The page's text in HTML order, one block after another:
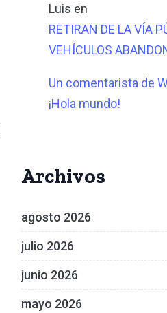
Luis en
RETIRAN DE LA VÍA
VEHÍCULOS
Un comentarista de
¡Hola mundo!
Archivos
agosto 2026
julio 2026
junio 2026
mayo 2026